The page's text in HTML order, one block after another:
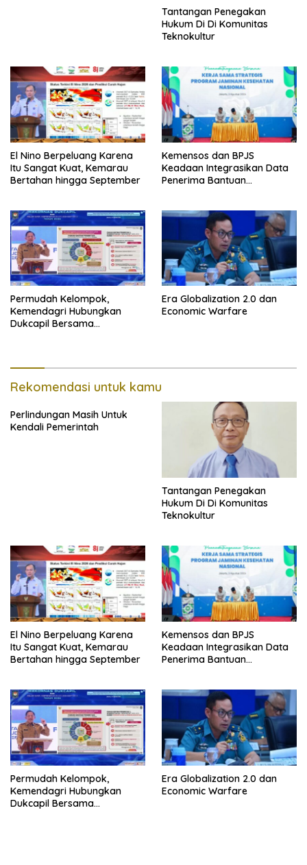
Tantangan Penegakan
Hukum Di Di Komunitas
Teknokultur
El Nino Berpeluang Karena
Itu Sangat Kuat, Kemarau
Bertahan hingga September
Kemensos dan BPJS
Keadaan Integrasikan Data
Penerima Bantuan
Permudah Kelompok,
Kemendagri Hubungkan
Dukcapil Bersama
Era Globalization 2.0 dan
Economic Warfare
Rekomendasi untuk kamu
Perlindungan Masih Untuk
Kendali Pemerintah
Tantangan Penegakan
Hukum Di Di Komunitas
Teknokultur
El Nino Berpeluang Karena
Itu Sangat Kuat, Kemarau
Bertahan hingga September
Kemensos dan BPJS
Keadaan Integrasikan Data
Penerima Bantuan
Permudah Kelompok,
Kemendagri Hubungkan
Dukcapil Bersama
Era Globalization 2.0 dan
Economic Warfare